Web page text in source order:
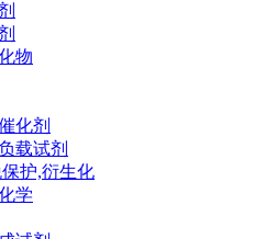
物
化剂
载试剂
护,衍生化
学